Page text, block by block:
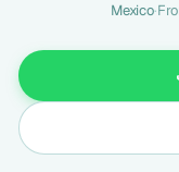
·
Mexico